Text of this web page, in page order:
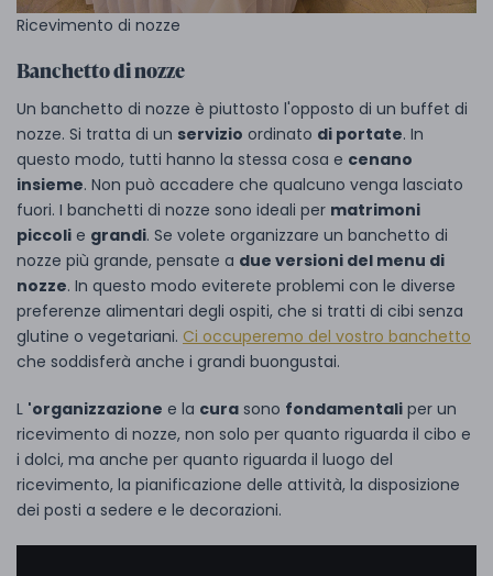
Ricevimento di nozze
Banchetto di nozze
Un banchetto di nozze è piuttosto l'opposto di un buffet di
nozze. Si tratta di un servizio ordinato di portate. In
questo modo, tutti hanno la stessa cosa e cenano
insieme. Non può accadere che qualcuno venga lasciato
fuori. I banchetti di nozze sono ideali per matrimoni
piccoli e grandi. Se volete organizzare un banchetto di
nozze più grande, pensate a due versioni del menu di
nozze. In questo modo eviterete problemi con le diverse
preferenze alimentari degli ospiti, che si tratti di cibi senza
glutine o vegetariani. Ci occuperemo del vostro banchetto
che soddisferà anche i grandi buongustai.
L 'organizzazione e la cura sono fondamentali per un
ricevimento di nozze, non solo per quanto riguarda il cibo e
i dolci, ma anche per quanto riguarda il luogo del
ricevimento, la pianificazione delle attività, la disposizione
dei posti a sedere e le decorazioni.